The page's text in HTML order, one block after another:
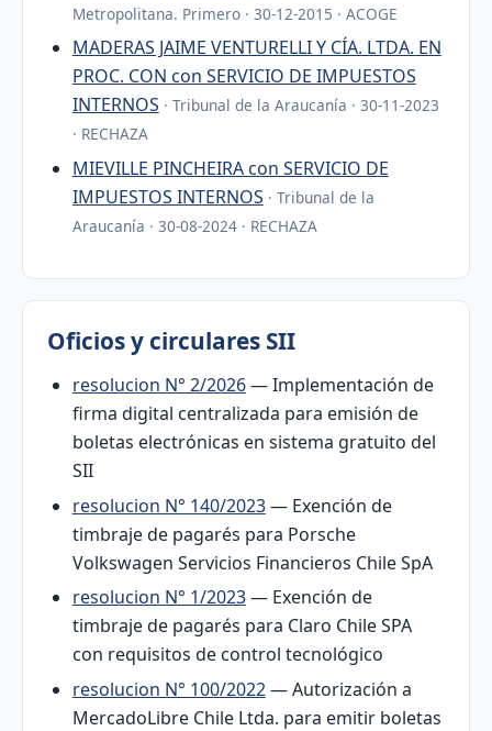
Metropolitana. Primero · 30-12-2015 · ACOGE
MADERAS JAIME VENTURELLI Y CÍA. LTDA. EN
PROC. CON con SERVICIO DE IMPUESTOS
INTERNOS · Tribunal de la Araucanía · 30-11-2023
· RECHAZA
MIEVILLE PINCHEIRA con SERVICIO DE
IMPUESTOS INTERNOS · Tribunal de la
Araucanía · 30-08-2024 · RECHAZA
Oficios y circulares SII
resolucion N° 2/2026— Implementación de
firma digital centralizada para emisión de
boletas electrónicas en sistema gratuito del
SII
resolucion N° 140/2023— Exención de
timbraje de pagarés para Porsche
Volkswagen Servicios Financieros Chile SpA
resolucion N° 1/2023— Exención de
timbraje de pagarés para Claro Chile SPA
con requisitos de control tecnológico
resolucion N° 100/2022— Autorización a
MercadoLibre Chile Ltda. para emitir boletas